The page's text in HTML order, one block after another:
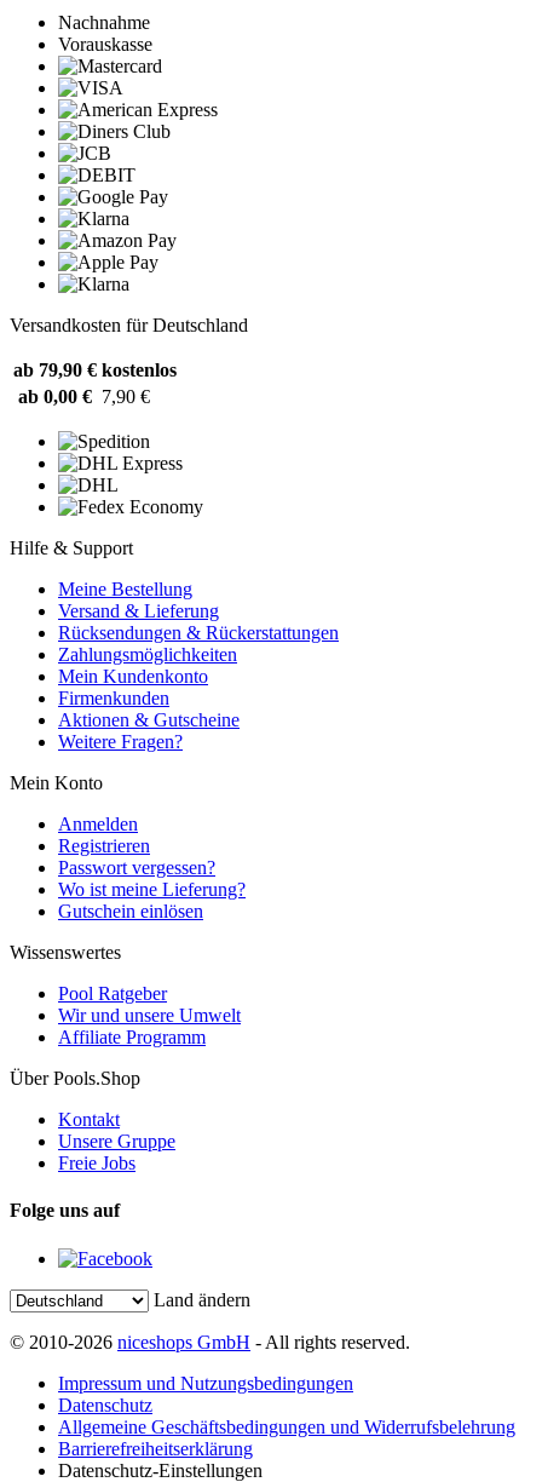
Nachnahme
Vorauskasse
Versandkosten für Deutschland
ab 79,90 € kostenlos
ab 0,00 € 7,90 €
Hilfe & Support
Meine Bestellung
Versand & Lieferung
Rücksendungen & Rückerstattungen
Zahlungsmöglichkeiten
Mein Kundenkonto
Firmenkunden
Aktionen & Gutscheine
Weitere Fragen?
Mein Konto
Anmelden
Registrieren
Passwort vergessen?
Wo ist meine Lieferung?
Gutschein einlösen
Wissenswertes
Pool Ratgeber
Wir und unsere Umwelt
Affiliate Programm
Über Pools.Shop
Kontakt
Unsere Gruppe
Freie Jobs
Folge uns auf
Land ändern
© 2010-2026 niceshops GmbH - All rights reserved.
Impressum und Nutzungsbedingungen
Datenschutz
Allgemeine Geschäftsbedingungen und Widerrufsbelehrung
Barrierefreiheitserklärung
Datenschutz-Einstellungen